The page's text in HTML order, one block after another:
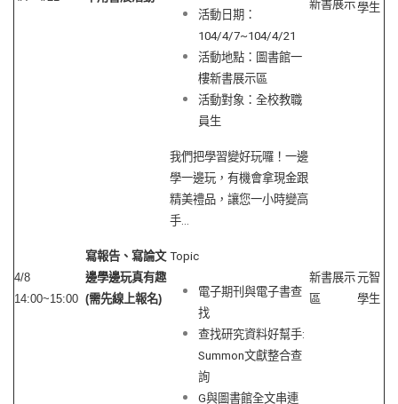
活動日期：
104/4/7~104/4/21
活動地點：圖書館一
樓新書展示區
活動對象：全校教職
員生
新書展示學生
4/8
14:00~15:00
寫報告、寫論文
邊學邊玩真有趣
(需先線上報名)
我們把學習變好玩囉！一邊
學一邊玩，有機會拿現金跟
精美禮品，讓您一小時變高
手…
Topic
電子期刊與電子書查
找
查找研究資料好幫手:
Summon文獻整合查
詢
G與圖書館全文串連
新書展示
區
元智
學生